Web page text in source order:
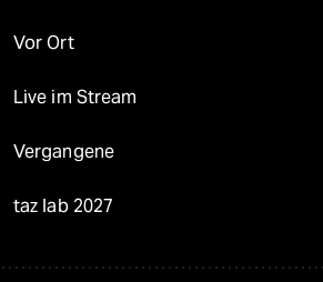
Vor Ort
Live im Stream
Vergangene
taz lab 2027